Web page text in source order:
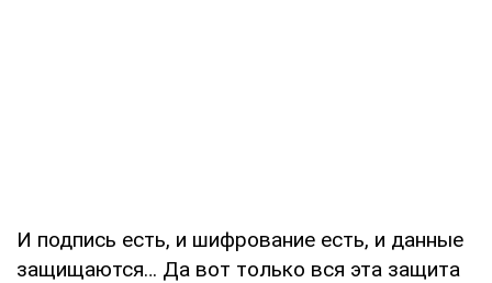
И подпись есть, и шифрование есть, и данные
защищаются… Да вот только вся эта защита